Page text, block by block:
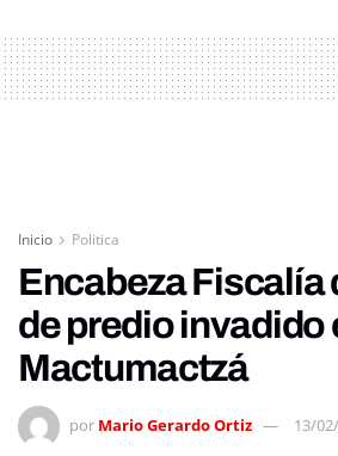
Inicio Politica
Encabeza Fiscalía
de predio invadido
Mactumactzá
por Mario Gerardo Ortiz 13/